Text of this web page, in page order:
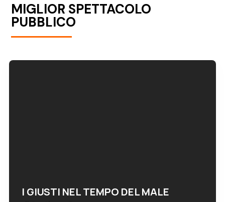
MIGLIOR SPETTACOLO
PUBBLICO
I GIUSTI NEL TEMPO DEL MALE